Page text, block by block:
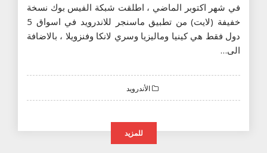
في شهر اكتوبر الماضي ، اطلقت شبكة الفيس بوك نسخة
خفيفة (لايت) من تطبيق ماسنجر للاندرويد في اسواق 5
دول فقط هي كينيا وماليزيا وسري لانكا وفنزويلا ، بالاضافة
الى…
الأندرويد
للمزيد